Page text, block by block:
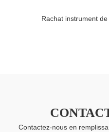
Rachat instrument
Contactez-nous en